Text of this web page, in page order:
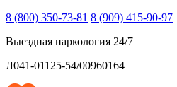
8 (800) 350-73-81 8 (909) 415-90-97
Выездная наркология 24/7
Л041-01125-54/00960164